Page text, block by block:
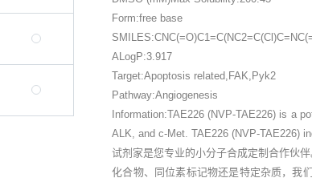
Form:free base
ALogP:3.917
Target:Apoptosis related,FAK,Pyk2
Pathway:Angiogenesis
Information:TAE226 (NVP-TAE226) is a
ALK, and c-Met. TAE226 (NVP-TAE226)
试剂家是您专业的小分子合成定制合作伙
化合物、同位素标记物还是特定杂质，我